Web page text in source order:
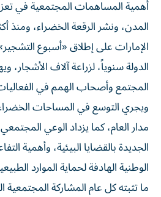
أهمية المساهمات المجتمعية في
المدن، ونشر الرقعة الخضراء،
الإمارات على إطلاق «أسبوع
الدولة سنوياً، لزراعة آلاف
المجتمع وأصحاب الهمم في
ويجري التوسع في المساحات
مدار العام، كما يزداد الوعي
الجديدة بالقضايا البيئية، وأهمية
الوطنية الهادفة لحماية الموارد
ما تثبته كل عام المشاركة